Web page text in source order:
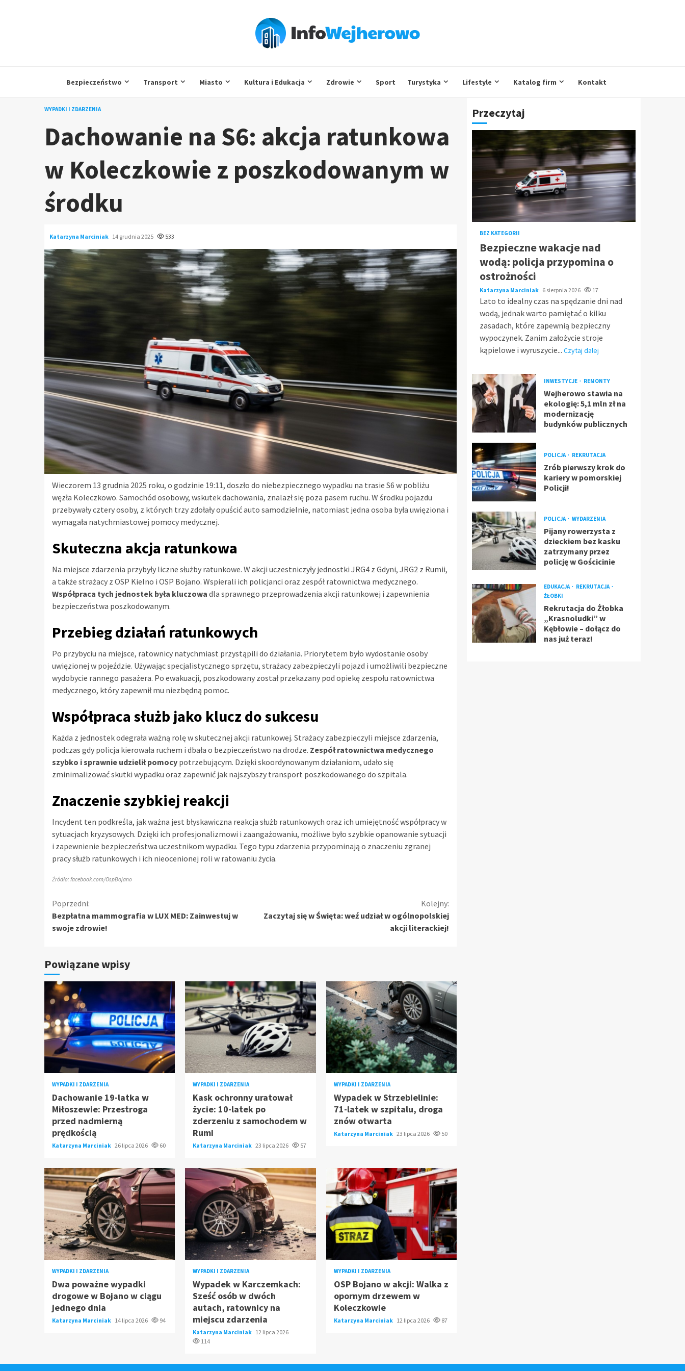
Bezpieczeństwo Transport Miasto Kultura i Edukacja Zdrowie Sport Turystyka Lifestyle Katalog firm Kontakt
WYPADKI I ZDARZENIA
Dachowanie na S6: akcja ratunkowa
w Koleczkowie z poszkodowanym w
środku
Katarzyna Marciniak 14 grudnia 2025 533
Wieczorem 13 grudnia 2025 roku, o godzinie 19:11, doszło do niebezpiecznego wypadku na trasie S6 w pobliżu
węzła Koleczkowo. Samochód osobowy, wskutek dachowania, znalazł się poza pasem ruchu. W środku pojazdu
przebywały cztery osoby, z których trzy zdołały opuścić auto samodzielnie, natomiast jedna osoba była uwięziona i
wymagała natychmiastowej pomocy medycznej.
Skuteczna akcja ratunkowa
Na miejsce zdarzenia przybyły liczne służby ratunkowe. W akcji uczestniczyły jednostki JRG4 z Gdyni, JRG2 z Rumii,
a także strażacy z OSP Kielno i OSP Bojano. Wspierali ich policjanci oraz zespół ratownictwa medycznego.
Współpraca tych jednostek była kluczowa dla sprawnego przeprowadzenia akcji ratunkowej i zapewnienia
bezpieczeństwa poszkodowanym.
Przebieg działań ratunkowych
Po przybyciu na miejsce, ratownicy natychmiast przystąpili do działania. Priorytetem było wydostanie osoby
uwięzionej w pojeździe. Używając specjalistycznego sprzętu, strażacy zabezpieczyli pojazd i umożliwili bezpieczne
wydobycie rannego pasażera. Po ewakuacji, poszkodowany został przekazany pod opiekę zespołu ratownictwa
medycznego, który zapewnił mu niezbędną pomoc.
Współpraca służb jako klucz do sukcesu
Każda z jednostek odegrała ważną rolę w skutecznej akcji ratunkowej. Strażacy zabezpieczyli miejsce zdarzenia,
podczas gdy policja kierowała ruchem i dbała o bezpieczeństwo na drodze. Zespół ratownictwa medycznego
szybko i sprawnie udzielił pomocy potrzebującym. Dzięki skoordynowanym działaniom, udało się
zminimalizować skutki wypadku oraz zapewnić jak najszybszy transport poszkodowanego do szpitala.
Znaczenie szybkiej reakcji
Incydent ten podkreśla, jak ważna jest błyskawiczna reakcja służb ratunkowych oraz ich umiejętność współpracy w
sytuacjach kryzysowych. Dzięki ich profesjonalizmowi i zaangażowaniu, możliwe było szybkie opanowanie sytuacji
i zapewnienie bezpieczeństwa uczestnikom wypadku. Tego typu zdarzenia przypominają o znaczeniu zgranej
pracy służb ratunkowych i ich nieocenionej roli w ratowaniu życia.
Źródło: facebook.com/OspBojano
Kontynuuj
czytanie
Poprzedni:
Bezpłatna mammografia w LUX MED: Zainwestuj w
swoje zdrowie!
Kolejny:
Zaczytaj się w Święta: weź udział w ogólnopolskiej
akcji literackiej!
Powiązane wpisy
WYPADKI I ZDARZENIA
Dachowanie 19-latka w
Miłoszewie: Przestroga
przed nadmierną
prędkością
Katarzyna Marciniak 26 lipca 2026 60
WYPADKI I ZDARZENIA
Kask ochronny uratował
życie: 10-latek po
zderzeniu z samochodem w
Rumi
Katarzyna Marciniak 23 lipca 2026 57
WYPADKI I ZDARZENIA
Wypadek w Strzebielinie:
71-latek w szpitalu, droga
znów otwarta
Katarzyna Marciniak 23 lipca 2026 50
WYPADKI I ZDARZENIA
Dwa poważne wypadki
drogowe w Bojano w ciągu
jednego dnia
Katarzyna Marciniak 14 lipca 2026 94
WYPADKI I ZDARZENIA
Wypadek w Karczemkach:
Sześć osób w dwóch
autach, ratownicy na
miejscu zdarzenia
Katarzyna Marciniak 12 lipca 2026
114
WYPADKI I ZDARZENIA
OSP Bojano w akcji: Walka z
opornym drzewem w
Koleczkowie
Katarzyna Marciniak 12 lipca 2026 87
Przeczytaj
BEZ KATEGORII
Bezpieczne wakacje nad
wodą: policja przypomina o
ostrożności
Katarzyna Marciniak 6 sierpnia 2026 17
Lato to idealny czas na spędzanie dni nad
wodą, jednak warto pamiętać o kilku
zasadach, które zapewnią bezpieczny
wypoczynek. Zanim założycie stroje
kąpielowe i wyruszycie... Czytaj dalej
INWESTYCJE REMONTY
Wejherowo stawia na
ekologię: 5,1 mln zł na
modernizację
budynków publicznych
POLICJA REKRUTACJA
Zrób pierwszy krok do
kariery w pomorskiej
Policji!
POLICJA WYDARZENIA
Pijany rowerzysta z
dzieckiem bez kasku
zatrzymany przez
policję w Gościcinie
EDUKACJA
REKRUTACJA
ŻŁOBKI
Rekrutacja do Żłobka
„Krasnoludki” w
Kębłowie – dołącz do
nas już teraz!